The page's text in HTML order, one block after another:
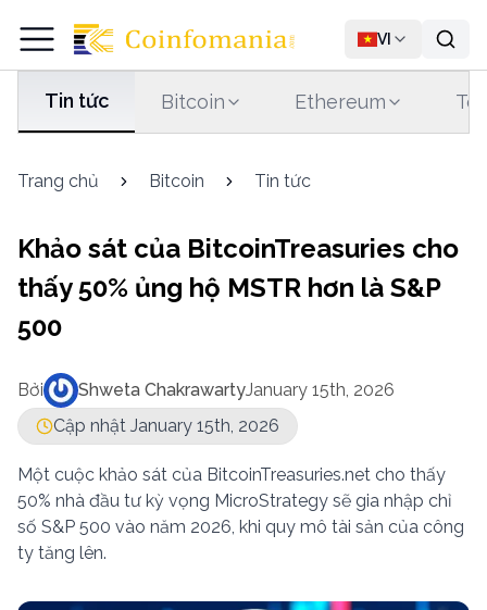
VI
Tin tức Bitcoin Ethereum
Trang chủ Bitcoin Tin tức
Khảo sát của BitcoinTreasuries cho
thấy 50% ủng hộ MSTR hơn là S&P
500
Bởi Shweta ChakrawartyJanuary 15th, 2026
Cập nhật January 15th, 2026
Một cuộc khảo sát của BitcoinTreasuries.net cho thấy
50% nhà đầu tư kỳ vọng MicroStrategy sẽ gia nhập chỉ
số S&P 500 vào năm 2026, khi quy mô tài sản của công
ty tăng lên.